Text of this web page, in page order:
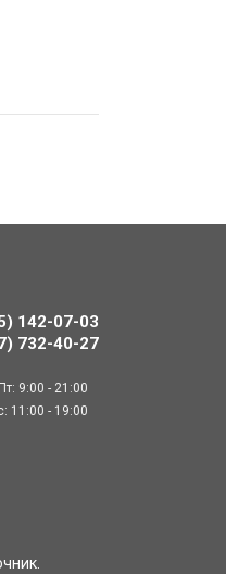
142-07-03
732-40-27
9:00 - 21:00
11:00 - 19:00